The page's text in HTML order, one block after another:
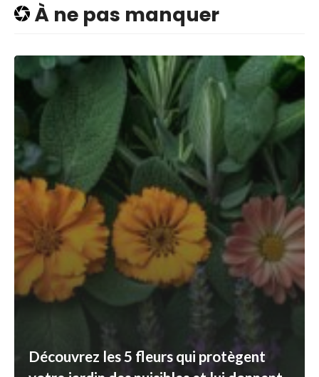
À ne pas manquer
Découvrez les 5 fleurs qui protègent